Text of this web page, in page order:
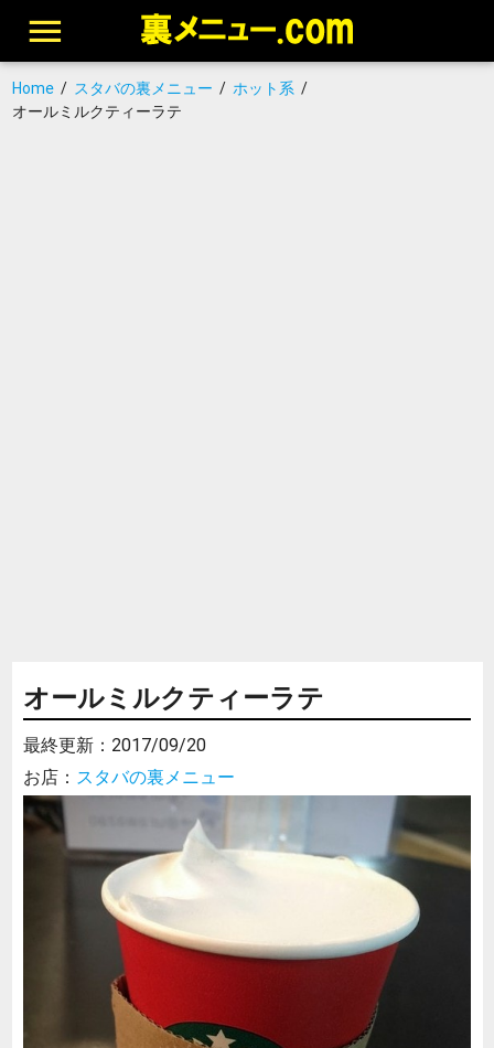
Home/ スタバの裏メニュー / ホット系/
オールミルクティーラテ
オールミルクティーラテ
最終更新： 2017/09/20
お店： スタバの裏メニュー